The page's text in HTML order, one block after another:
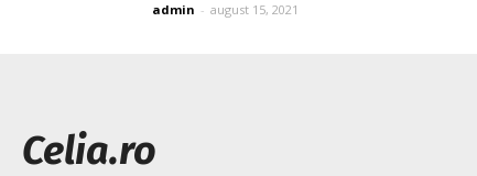
admin - august 15, 2021
Celia.ro